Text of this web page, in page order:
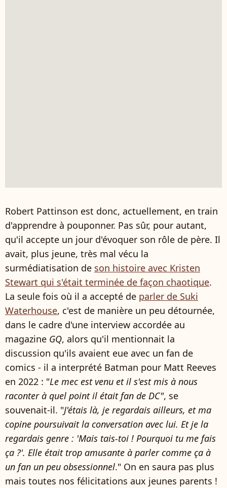
Robert Pattinson est donc, actuellement, en train
d'apprendre à pouponner. Pas sûr, pour autant,
qu'il accepte un jour d'évoquer son rôle de père. Il
avait, plus jeune, très mal vécu la
surmédiatisation de son histoire avec Kristen
Stewart qui s'était terminée de façon chaotique.
La seule fois où il a accepté de parler de Suki
Waterhouse, c'est de manière un peu détournée,
dans le cadre d'une interview accordée au
magazine GQ, alors qu'il mentionnait la
discussion qu'ils avaient eue avec un fan de
comics - il a interprété Batman pour Matt Reeves
en 2022 : "Le mec est venu et il s'est mis à nous
raconter à quel point il était fan de DC", se
souvenait-il. "J'étais là, je regardais ailleurs, et ma
copine poursuivait la conversation avec lui. Et je la
regardais genre : 'Mais tais-toi ! Pourquoi tu me fais
ça ?'. Elle était trop amusante à parler comme ça à
un fan un peu obsessionnel." On en saura pas plus
mais toutes nos félicitations aux jeunes parents !